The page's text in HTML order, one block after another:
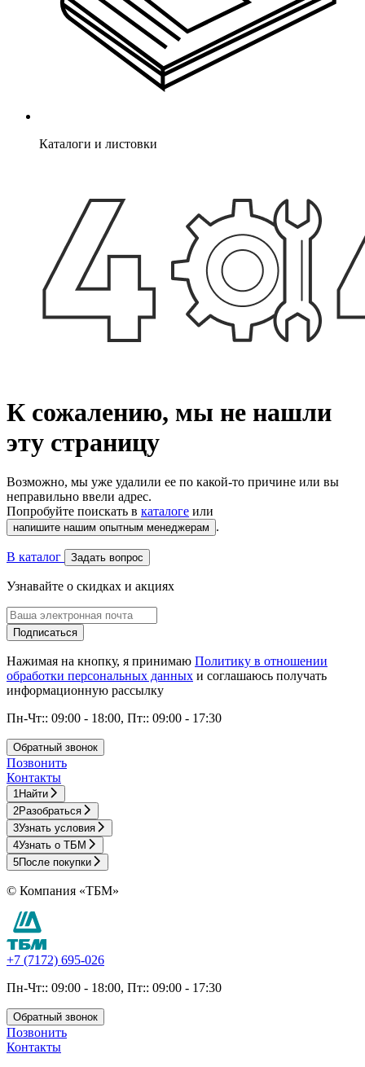
Каталоги и листовки
К сожалению, мы не нашли
эту страницу
Возможно, мы уже удалили ее по какой-то причине или вы
неправильно ввели адрес.
Попробуйте поискать в каталоге или
напишите нашим опытным менеджерам .
В каталог Задать вопрос
Узнавайте о скидках и акциях
Подписаться
Нажимая на кнопку, я принимаю Политику в отношении
обработки персональных данных и соглашаюсь получать
информационную рассылку
Пн-Чт:: 09:00 - 18:00, Пт:: 09:00 - 17:30
Обратный звонок
Позвонить
Контакты
1Найти
2Разобраться
3Узнать условия
4Узнать о ТБМ
5После покупки
© Компания «ТБМ»
+7 (7172) 695-026
Пн-Чт:: 09:00 - 18:00, Пт:: 09:00 - 17:30
Обратный звонок
Позвонить
Контакты